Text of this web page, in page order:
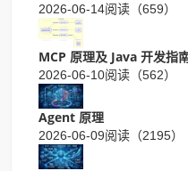
2026-06-14阅读（659）
MCP 原理及 Java 开发指
2026-06-10阅读（562）
Agent 原理
2026-06-09阅读（2195）